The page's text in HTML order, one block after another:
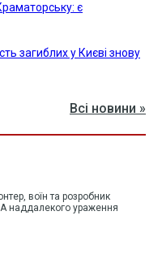
є
загиблих у Києві знову
Всі новини »
воїн та розробник
наддалекого ураження